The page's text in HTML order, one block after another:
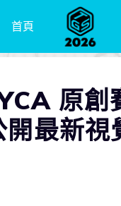
首頁
原創
開最新